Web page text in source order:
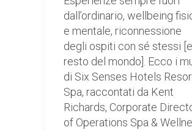
dall’ordinario, wellbeing
e mentale, riconnessione
degli ospiti con sé stessi
resto del mondo]. Ecco i
di Six Senses Hotels
Spa, raccontati da Kent
Richards, Corporate
of Operations Spa &